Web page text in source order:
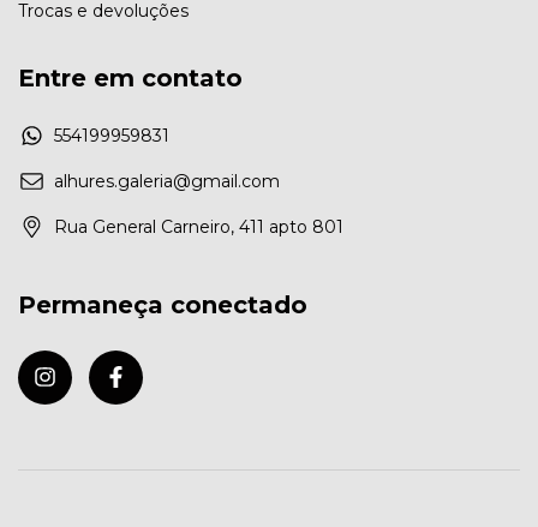
Trocas e devoluções
Entre em contato
554199959831
alhures.galeria@gmail.com
Rua General Carneiro, 411 apto 801
Permaneça conectado